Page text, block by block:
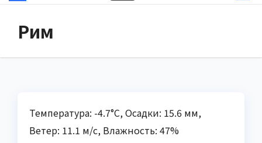
Рим
Температура: -4.7°C, Осадки: 15.6 мм,
Ветер: 11.1 м/с, Влажность: 47%